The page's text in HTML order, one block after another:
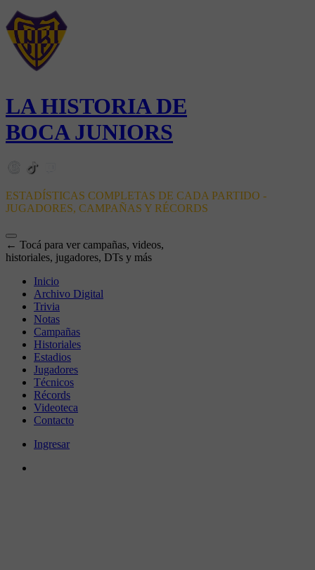
LA HISTORIA DE
BOCA JUNIORS
ESTADÍSTICAS COMPLETAS DE CADA PARTIDO -
JUGADORES, CAMPAÑAS Y RÉCORDS
← Tocá para ver campañas, videos,
historiales, jugadores, DTs y más
Inicio
Archivo Digital
Trivia
Notas
Campañas
Historiales
Estadios
Jugadores
Técnicos
Récords
Videoteca
Contacto
Ingresar